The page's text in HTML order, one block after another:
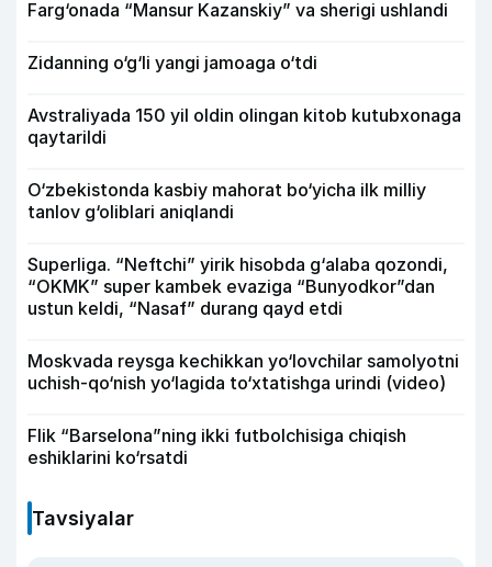
Farg‘onada “Mansur Kazanskiy” va sherigi ushlandi
Zidanning o‘g‘li yangi jamoaga o‘tdi
Avstraliyada 150 yil oldin olingan kitob kutubxonaga
qaytarildi
O‘zbekistonda kasbiy mahorat bo‘yicha ilk milliy
tanlov g‘oliblari aniqlandi
Superliga. “Neftchi” yirik hisobda g‘alaba qozondi,
“OKMK” super kambek evaziga “Bunyodkor”dan
ustun keldi, “Nasaf” durang qayd etdi
Moskvada reysga kechikkan yo‘lovchilar samolyotni
uchish-qo‘nish yo‘lagida to‘xtatishga urindi (video)
Flik “Barselona”ning ikki futbolchisiga chiqish
eshiklarini ko‘rsatdi
Tavsiyalar